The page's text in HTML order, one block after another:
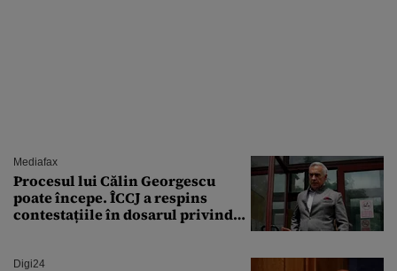
Mediafax
Procesul lui Călin Georgescu
poate începe. ÎCCJ a respins
contestațiile în dosarul privind
Digi24